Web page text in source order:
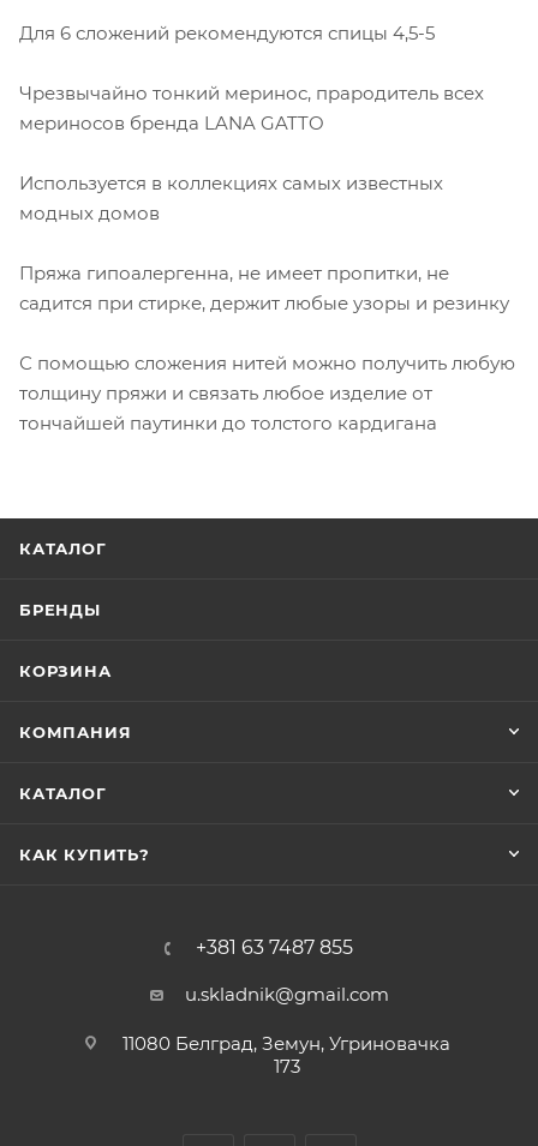
Для 6 сложений рекомендуются спицы 4,5-5
Чрезвычайно тонкий меринос, прародитель всех
мериносов бренда LANA GATTO
Используется в коллекциях самых известных
модных домов
Пряжа гипоалергенна, не имеет пропитки, не
садится при стирке, держит любые узоры и резинку
С помощью сложения нитей можно получить любую
толщину пряжи и связать любое изделие от
тончайшей паутинки до толстого кардигана
КАТАЛОГ
БРЕНДЫ
КОРЗИНА
КОМПАНИЯ
КАТАЛОГ
КАК КУПИТЬ?
+381 63 7487 855
u.skladnik@gmail.com
11080 Белград, Земун, Угриновачка
173